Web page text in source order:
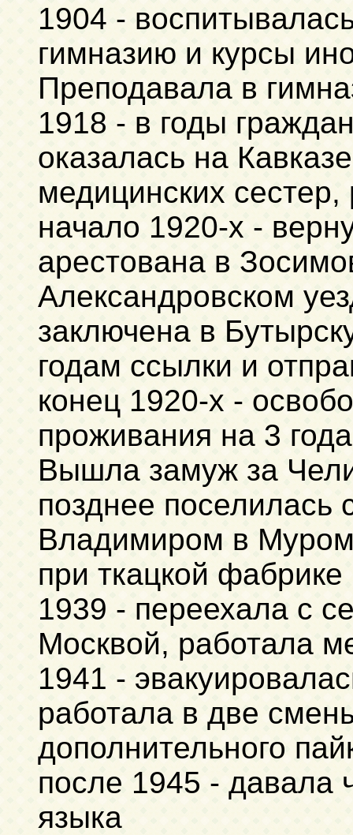
1904 -
гимназию и курсы
Преподавала в
1918 - в годы
оказалась на
медицинских сестер,
начало 1920-х -
арестована в
Александровском
заключена в
годам ссылки и
конец 1920-х -
проживания на 3
Вышла замуж за
позднее
Владимиром в
при ткацкой фабрике
1939 - переехала с
Москвой, работала
1941 -
работала в две
дополнительного
после 1945 - давала
языка